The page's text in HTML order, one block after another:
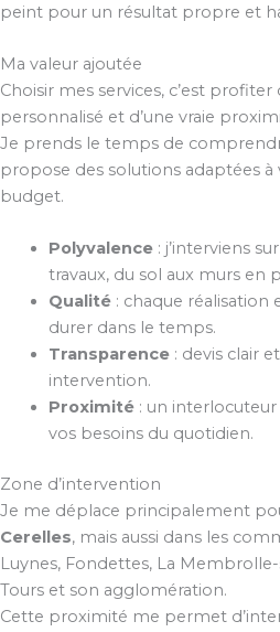
peint pour un résultat propre et
Ma valeur ajoutée
Choisir mes services, c’est
personnalisé et d’une vraie
Je prends le temps de
propose des solutions adaptées à
budget.
Polyvalence: j’interviens
travaux, du sol aux murs en
Qualité: chaque réalisation
durer dans le temps.
Transparence: devis clair
intervention.
Proximité: un
vos besoins du quotidien.
Zone d’intervention
Je me déplace principalement
Cerelles, mais aussi dans les
Luynes, Fondettes, La
Tours et son agglomération.
Cette proximité me permet